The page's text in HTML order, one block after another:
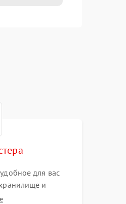
для вас
и